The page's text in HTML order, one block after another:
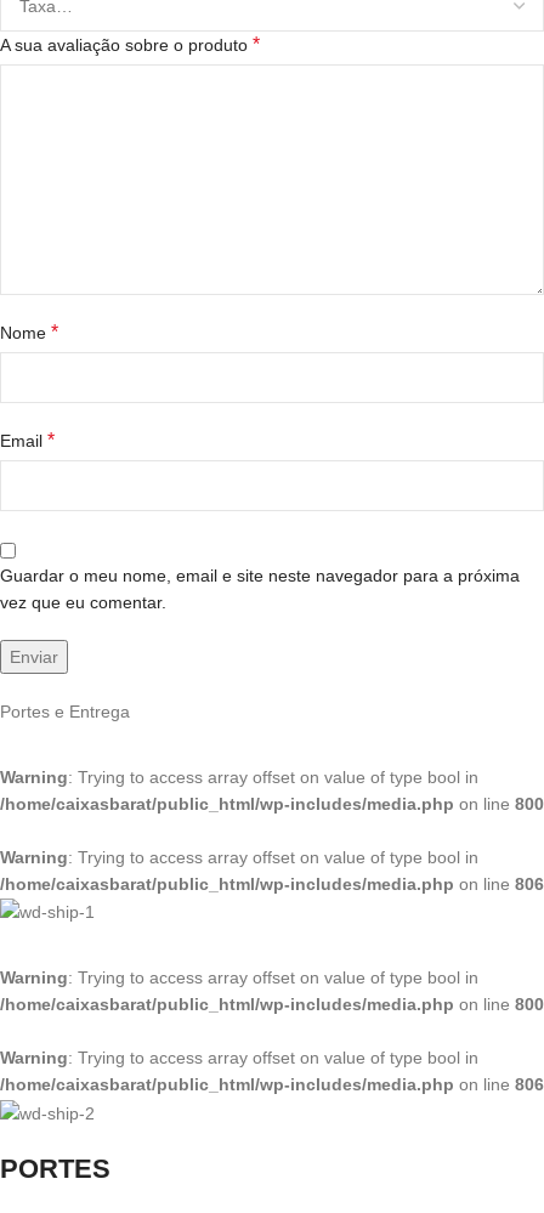
A sua avaliação sobre o produto *
Nome *
Email *
Guardar o meu nome, email e site neste navegador para a próxima
vez que eu comentar.
Portes e Entrega
Warning: Trying to access array offset on value of type bool in
/home/caixasbarat/public_html/wp-includes/media.php on line 800
Warning: Trying to access array offset on value of type bool in
/home/caixasbarat/public_html/wp-includes/media.php on line 806
Warning: Trying to access array offset on value of type bool in
/home/caixasbarat/public_html/wp-includes/media.php on line 800
Warning: Trying to access array offset on value of type bool in
/home/caixasbarat/public_html/wp-includes/media.php on line 806
PORTES